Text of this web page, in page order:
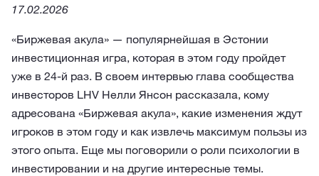
17.02.2026
«Биржевая акула» — популярнейшая в Эстонии
инвестиционная игра, которая в этом году пройдет
уже в 24-й раз. В своем интервью глава сообщества
инвесторов LHV Нелли Янсон рассказала, кому
адресована «Биржевая акула», какие изменения ждут
игроков в этом году и как извлечь максимум пользы из
этого опыта. Еще мы поговорили о роли психологии в
инвестировании и на другие интересные темы.